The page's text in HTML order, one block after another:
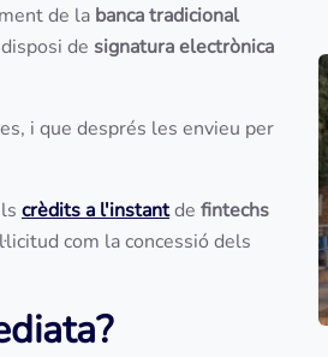
de la banca tradicional
de signatura electrònica
i que després les envieu per
crèdits a l'instantde fintechs
com la concessió dels